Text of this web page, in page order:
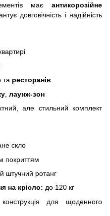
має антикорозійне
довговічність і надійність
та ресторанів
лаунж-зон
але стильний комплект
скло
покриттям
штучний ротанг
на крісло: до 120 кг
для щоденного